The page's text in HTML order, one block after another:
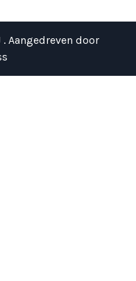
Aangedreven door